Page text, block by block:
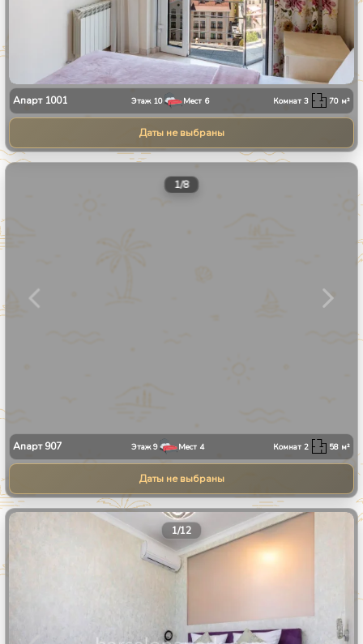
Апарт 1001 Этаж 10 Мест 6 Комнат3 70 м²
Даты не выбраны
1/8
Апарт907 Этаж9 Мест 4 Комнат2 58 м²
Даты не выбраны
1/12